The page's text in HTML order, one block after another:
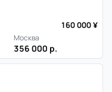
160 000 ¥
Москва
356 000 р.